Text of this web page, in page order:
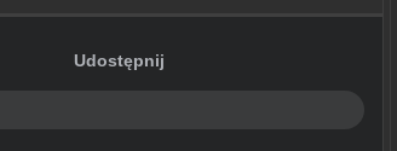
Udostępnij